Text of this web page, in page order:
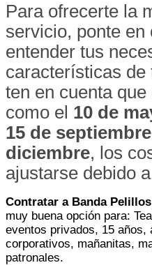
Para ofrecerte la
servicio, ponte en
entender tus
características de
ten en cuenta
como el 10 de
15 de septiembre
diciembre, los
ajustarse debido
Contratar a Banda
muy buena opción para:
eventos privados, 15 años,
corporativos, mañanitas,
patronales.